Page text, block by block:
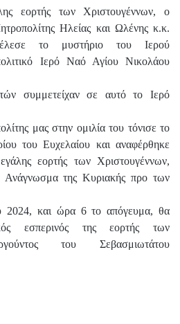
εορτής των Χριστουγέννων, ο
Ηλείας και Ωλένης κ.κ.
το μυστήριο του Ιερού
Ιερό Ναό Αγίου Νικολάου
συμμετείχαν σε αυτό το Ιερό
μας στην ομιλία του τόνισε το
του Ευχελαίου και αναφέρθηκε
εορτής των Χριστουγέννων,
Ανάγνωσμα της Κυριακής προ των
2024, και ώρα 6 το απόγευμα, θα
εσπερινός της εορτής των
του Σεβασμιωτάτου